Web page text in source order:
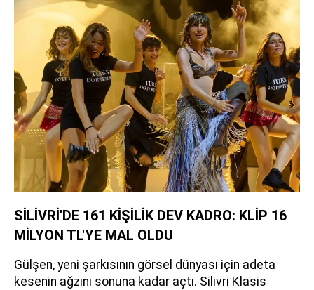
SİLİVRİ'DE 161 KİŞİLİK DEV KADRO: KLİP 16
MİLYON TL'YE MAL OLDU
Gülşen, yeni şarkısının görsel dünyası için adeta
kesenin ağzını sonuna kadar açtı. Silivri Klasis